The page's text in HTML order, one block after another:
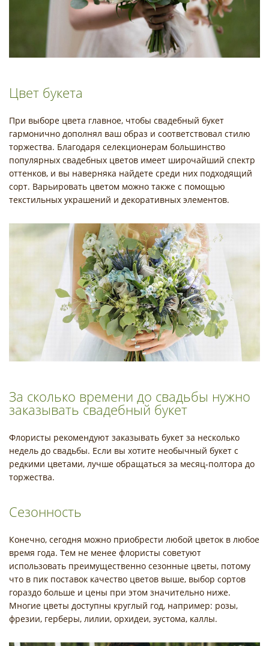
Цвет букета
При выборе цвета главное, чтобы свадебный букет
гармонично дополнял ваш образ и соответствовал стилю
торжества. Благодаря селекционерам большинство
популярных свадебных цветов имеет широчайший спектр
оттенков, и вы наверняка найдете среди них подходящий
сорт. Варьировать цветом можно также с помощью
текстильных украшений и декоративных элементов.
За сколько времени до свадьбы нужно
заказывать свадебный букет
Флористы рекомендуют заказывать букет за несколько
недель до свадьбы. Если вы хотите необычный букет с
редкими цветами, лучше обращаться за месяц-полтора до
торжества.
Сезонность
Конечно, сегодня можно приобрести любой цветок в любое
время года. Тем не менее флористы советуют
использовать преимущественно сезонные цветы, потому
что в пик поставок качество цветов выше, выбор сортов
гораздо больше и цены при этом значительно ниже.
Многие цветы доступны круглый год, например: розы,
фрезии, герберы, лилии, орхидеи, эустома, каллы.